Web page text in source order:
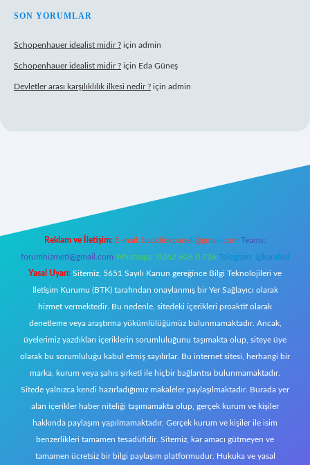
SON YORUMLAR
Schopenhauer idealist midir ? için admin
Schopenhauer idealist midir ? için Eda Güneş
Devletler arası karşılıklılık ilkesi nedir ? için admin
Reklam ve İletişim: E-mail: backlinkpaneli@gmail.com Teams:
forumhizmeti@gmail.com Whatsapp: 0262 606 0 726 Telegram: @karabul
Yasal Uyarı: Sitemiz, 5651 Sayılı Kanun gereğince Bilgi Teknolojileri ve
İletişim Kurumu (BTK) tarafından onaylanmış bir Yer Sağlayıcı olarak
hizmet vermektedir. Bu nedenle, sitedeki içerikleri proaktif olarak
denetleme veya araştırma yükümlülüğümüz bulunmamaktadır. Ancak,
üyelerimiz yazdıkları içeriklerin sorumluluğunu taşımakta olup, siteye üye
olarak bu sorumluluğu kabul etmiş sayılırlar. Bu internet sitesi, herhangi bir
marka, kurum veya şahıs şirketi ile hiçbir bağlantısı bulunmamaktadır.
Sitede yalnızca kendi hazırladığımız makaleler paylaşılmaktadır. Burada yer
alan içerikler haber niteliği taşımamakta olup, gerçek kurum ve kişiler
hakkında paylaşım yapılmamaktadır. Gerçek kurum ve kişiler ile isim
benzerlikleri tamamen tesadüfidir. Sitemiz, kar amacı gütmeyen ve
tamamen ücretsiz bir bilgi paylaşım platformudur. Hukuka ve yasal